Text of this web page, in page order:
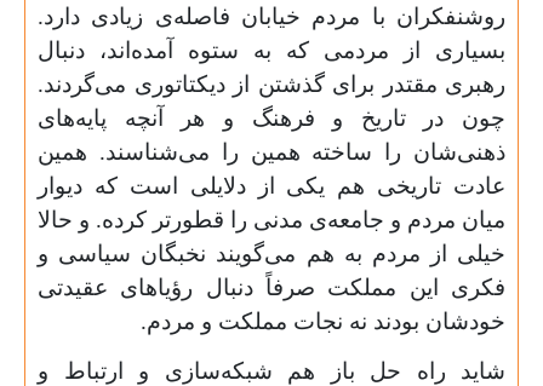
روشنفکران با مردم خیابان فاصله‌ی زیادی دارد.
بسیاری از مردمی که به ستوه آمده‌اند، دنبال
رهبری مقتدر برای گذشتن از دیکتاتوری‌ می‌گردند.
چون در تاریخ و فرهنگ و هر آنچه پایه‌های
ذهنی‌شان را ساخته همین را می‌شناسند. همین
عادت تاریخی هم یکی از دلایلی است که دیوار
میان مردم و جامعه‌ی مدنی را قطورتر کرده. و حالا
خیلی از مردم به هم می‌گویند نخبگان سیاسی و
فکری این مملکت صرفاً دنبال رؤیاهای عقیدتی
خودشان بودند نه نجات مملکت و مردم.
شاید راه حل باز هم شبکه‌سازی و ارتباط و